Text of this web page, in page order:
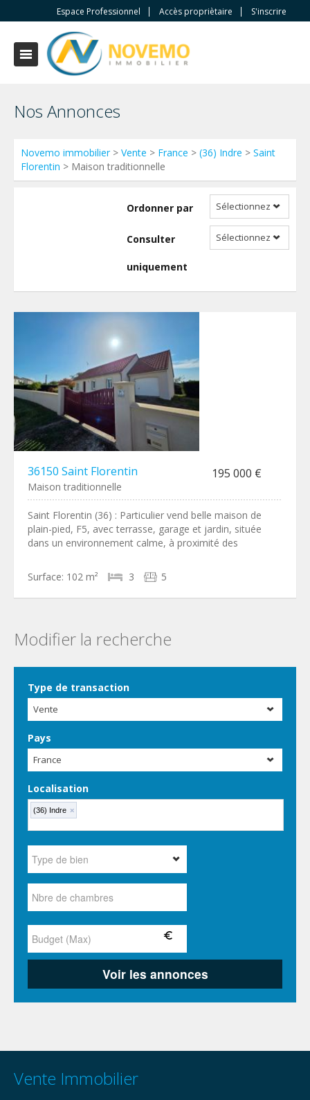
Espace Professionnel Accès propriètaire S'inscrire
Nos Annonces
Novemo immobilier> Vente > France > (36) Indre > Saint
Florentin > Maison traditionnelle
Ordonner par Sélectionnez
Consulter
uniquement
Sélectionnez
36150 Saint Florentin 195 000 €
Maison traditionnelle
Saint Florentin (36) : Particulier vend belle maison de
plain-pied, F5, avec terrasse, garage et jardin, située
dans un environnement calme, à proximité des
Surface: 102 m² 3 5
Modifier la recherche
Type de transaction
Vente
Pays
France
Localisation
(36) Indre ×
Vente Immobilier